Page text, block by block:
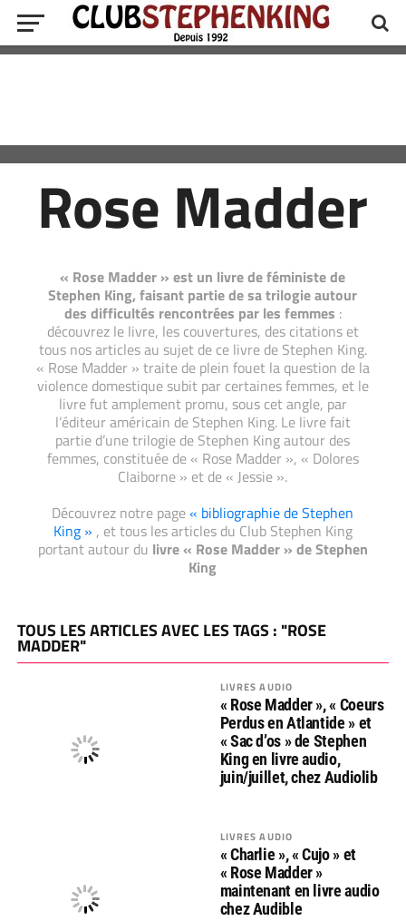
Rose Madder
« Rose Madder » est un livre de féministe de
Stephen King, faisant partie de sa trilogie autour
des difficultés rencontrées par les femmes :
découvrez le livre, les couvertures, des citations et
tous nos articles au sujet de ce livre de Stephen King.
« Rose Madder » traite de plein fouet la question de la
violence domestique subit par certaines femmes, et le
livre fut amplement promu, sous cet angle, par
l’éditeur américain de Stephen King. Le livre fait
partie d’une trilogie de Stephen King autour des
femmes, constituée de « Rose Madder », « Dolores
Claiborne » et de « Jessie ».
Découvrez notre page« bibliographie de Stephen
King » , et tous les articles du Club Stephen King
portant autour du livre « Rose Madder » de Stephen
King
TOUS LES ARTICLES AVEC LES TAGS : "ROSE
MADDER"
LIVRES AUDIO
« Rose Madder », « Coeurs
Perdus en Atlantide » et
« Sac d’os » de Stephen
King en livre audio,
juin/juillet, chez Audiolib
LIVRES AUDIO
« Charlie », « Cujo » et
« Rose Madder »
maintenant en livre audio
chez Audible